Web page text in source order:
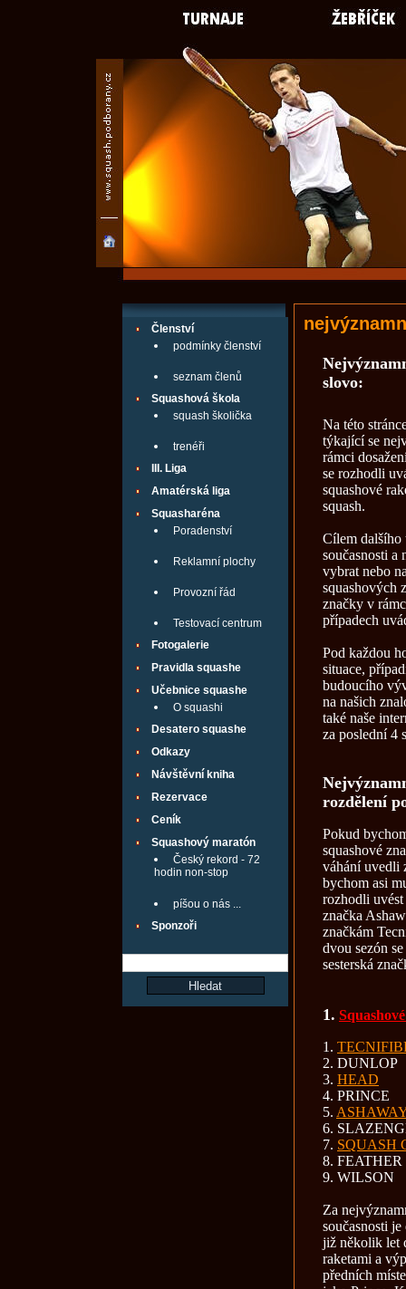
Členství
podmínky členství
seznam členů
Squashová škola
squash školička
trenéři
III. Liga
Amatérská liga
Squasharéna
Poradenství
Reklamní plochy
Provozní řád
Testovací centrum
Fotogalerie
Pravidla squashe
Učebnice squashe
O squashi
Desatero squashe
Odkazy
Návštěvní kniha
Rezervace
Ceník
Squashový maratón
Český rekord - 72
hodin non-stop
píšou o nás ...
Sponzoři
slovo:
Na této
týkající se
rámci
se rozhodli
squashové
squash.
Cílem dalšího
současnosti a
vybrat nebo
squashových
značky v
případech
Pod každou
situace,
budoucího
na našich
také naše
za poslední 4
rozdělení
Pokud
squashové
váhání uvedli
bychom asi
rozhodli uvést
značka
značkám
dvou sezón
sesterská
1.
1.
2. DUNLOP
3. HEAD
4. PRINCE
5.
6.
7. SQUASH
8. FEATHER
9. WILSON
Za
současnosti
již několik let
raketami a
předních